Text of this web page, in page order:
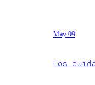
May 09
Los